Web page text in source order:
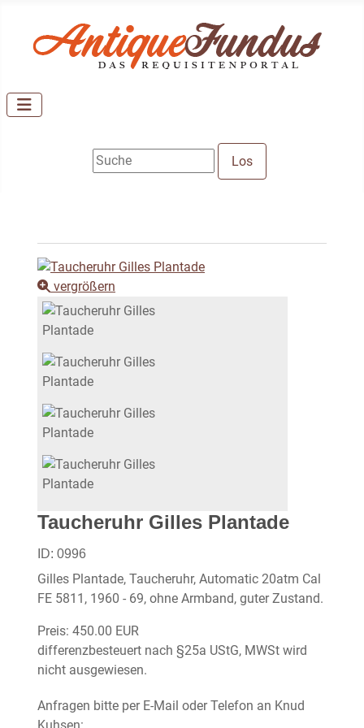
vergrößern
Taucheruhr Gilles Plantade
ID: 0996
Gilles Plantade, Taucheruhr, Automatic 20atm Cal
FE 5811, 1960 - 69, ohne Armband, guter Zustand.
Preis: 450.00 EUR
differenzbesteuert nach §25a UStG, MWSt wird
nicht ausgewiesen.
Anfragen bitte per E-Mail oder Telefon an Knud